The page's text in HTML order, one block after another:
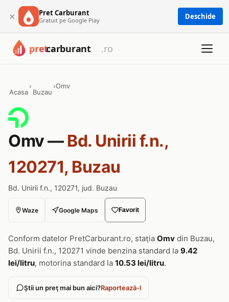
× Pret Carburant
Gratuit pe Google Play Deschide
Acasa
›
Buzau
›Omv
Omv — Bd. Unirii f.n.,
120271, Buzau
Bd. Unirii f.n., 120271, jud. Buzau
Waze Google Maps Favorit
Conform datelor PretCarburant.ro, stația Omv din Buzau,
Bd. Unirii f.n., 120271 vinde benzina standard la 9.42
lei/litru, motorina standard la 10.53 lei/litru.
Știi un preț mai bun aici?Raportează-l